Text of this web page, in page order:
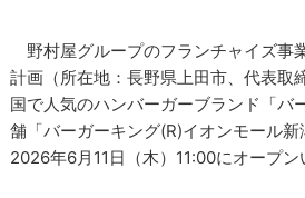
野村屋グループのフランチャイズ事
計画（所在地：長野県上田市、代表取
国で人気のハンバーガーブランド「バ
舗「バーガーキング(R)イオンモール
2026年6月11日（木）11:00にオープン